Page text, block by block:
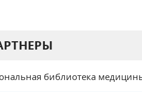
библиотека